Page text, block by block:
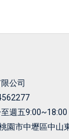
公司
週五9:00~18:00
園市中壢區中山